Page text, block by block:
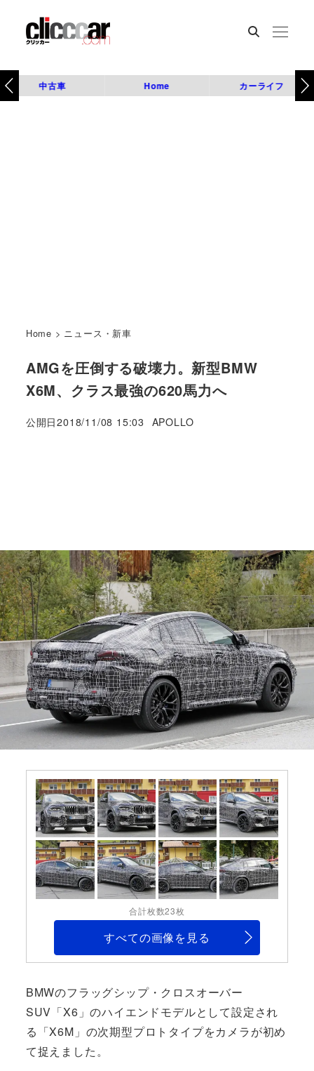
中古車 Home カーライフ
Home > ニュース・新車
AMGを圧倒する破壊力。新型BMW
X6M、クラス最強の620馬力へ
公開日2018/11/08 15:03
著
APOLLO
合計枚数23枚
すべての画像を見る
BMWのフラッグシップ・クロスオーバー
SUV「X6」のハイエンドモデルとして設定され
る「X6M」の次期型プロトタイプをカメラが初め
て捉えました。